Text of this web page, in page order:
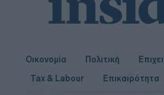
Οικονομία Πολιτική
Tax & Labour
Επικαιρότητα